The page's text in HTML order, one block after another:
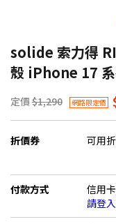
solide 索力得
殼 iPhone 17
定價 $1,290 網路限定價
折價券 可用
付款方式
信用
請登